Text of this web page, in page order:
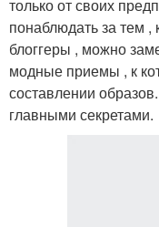
только от своих
понаблюдать за тем
блоггеры , можно
модные приемы , к
составлении
главными секретами.